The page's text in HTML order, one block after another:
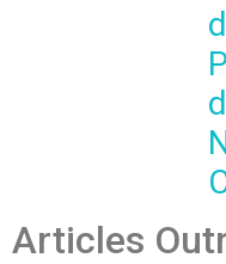
Articles